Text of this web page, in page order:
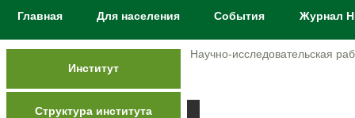
Главная Для населения События Журнал
Институт
Структура института
Научно-исследовательская